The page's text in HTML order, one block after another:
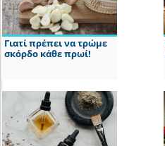
Γιατί πρέπει να τρώμε
σκόρδο κάθε πρωί!